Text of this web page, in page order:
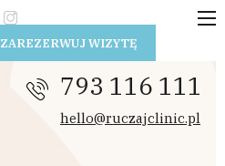
ZAREZERWUJ WIZYTĘ
793 116 111
hello@ruczajclinic.pl